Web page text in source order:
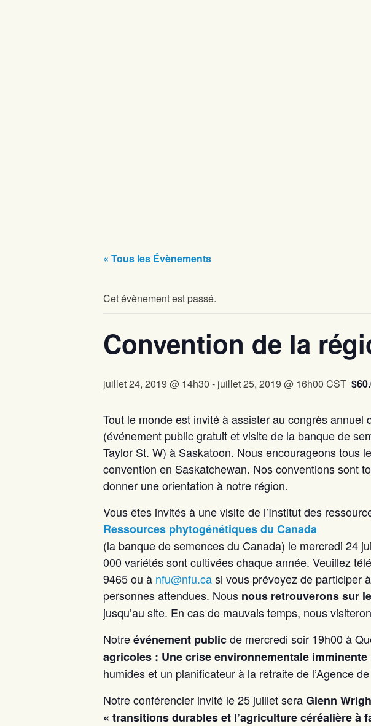
« Tous les Évènements
Cet évènement est passé.
Convention de la
juillet 24, 2019 @ 14h30 - juillet 25, 2019 @ 16h00 CST
Tout le monde est invité à assister au congrès
(événement public gratuit et visite de la banque de
Taylor St. W) à Saskatoon. Nous encourageons tous
convention en Saskatchewan. Nos conventions sont
donner une orientation à notre région.
Vous êtes invités à une visite de l’Institut des
Ressources phytogénétiques du Canada
(la banque de semences du Canada) le mercredi 24
000 variétés sont cultivées chaque année. Veuillez
9465 ou à nfu@nfu.casi vous prévoyez de participer
personnes attendues. Nous nous retrouverons sur
jusqu’au site. En cas de mauvais temps, nous
Notreévénement publicde mercredi soir 19h00 à
agricoles : Une crise environnementale imminente
humides et un planificateur à la retraite de l’Agence
Notre conférencier invité le 25 juillet seraGlenn
« transitions durables et l’agriculture céréalière à